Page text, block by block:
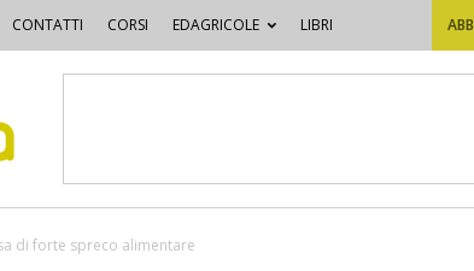
CONTATTI CORSI EDAGRICOLE LIBRI
di forte spreco alimentare